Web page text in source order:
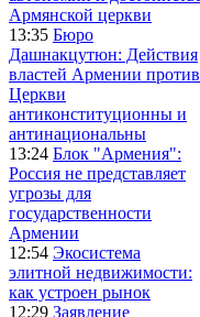
Армянской церкви
13:35 Бюро
Дашнакцутюн: Действия
властей Армении против
Церкви
антиконституционны и
антинациональны
13:24 Блок "Армения":
Россия не представляет
угрозы для
государственности
Армении
12:54 Экосистема
элитной недвижимости:
как устроен рынок
12:29 Заявление